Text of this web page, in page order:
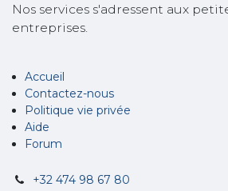
Nos services s'adressent aux
entreprises.
Accueil
Contactez-nous
Politique vie privée
Aide
Forum
+32 474 98 67 80